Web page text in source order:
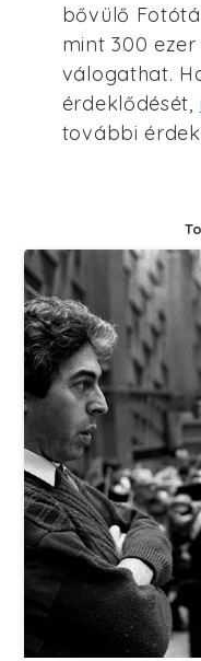
bővülő
mint 300
válogathat.
érdeklődését,
további